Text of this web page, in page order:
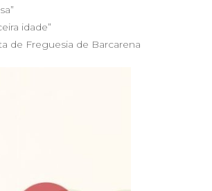
idade”
de Freguesia de Barcarena